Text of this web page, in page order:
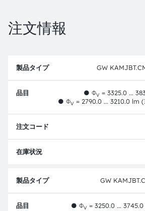
注文情報
品
イ
プ
品
目
ー
GW
● ΦV = 3325.0 ...
● ΦV = 2790.0 ... 3210.0 lm
GW
● ΦV = 3250.0 ...